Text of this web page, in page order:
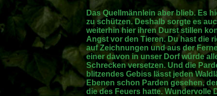
Das Quellmännlein aber blieb. Es
zu schützen. Deshalb sorgte es
weiterhin hier ihren Durst stillen
Angst vor den Tieren. Du hast die
auf Zeichnungen und aus der
einer davon in unser Dorf würde
Schrecken versetzen. Und die
blitzendes Gebiss lässt jeden
Ebenen schon Parden gesehen,
die des Feuers hatte. Wundervolle